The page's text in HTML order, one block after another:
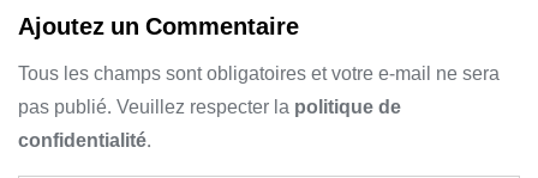
Ajoutez un Commentaire
Tous les champs sont obligatoires et votre e-mail ne sera
pas publié. Veuillez respecter lapolitique de
confidentialité.